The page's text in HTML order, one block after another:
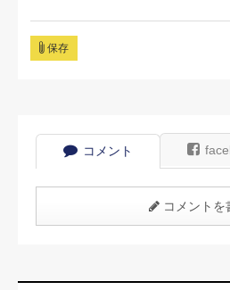
保存
コメント
コメントを